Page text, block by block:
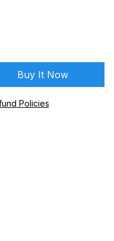
Buy It Now
Policies